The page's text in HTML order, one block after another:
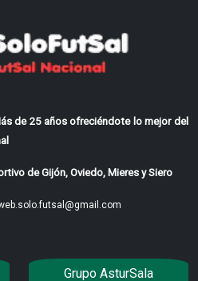
de 25 años ofreciéndote lo mejor del
de Gijón, Oviedo, Mieres y Siero
Grupo AsturSala